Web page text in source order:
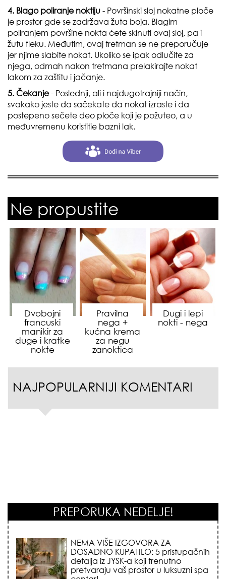
4. Blago poliranje noktiju - Površinski sloj nokatne ploče
je prostor gde se zadržava žuta boja. Blagim
poliranjem površine nokta ćete skinuti ovaj sloj, pa i
žutu fleku. Međutim, ovaj tretman se ne preporučuje
jer njime slabite nokat. Ukoliko se ipak odlučite za
njega, odmah nakon tretmana prelakirajte nokat
lakom za zaštitu i jačanje.
5. Čekanje- Poslednji, ali i najdugotrajniji način,
svakako jeste da sačekate da nokat izraste i da
postepeno sečete deo ploče koji je požuteo, a u
međuvremenu koristitie bazni lak.
Ne propustite
Dvobojni
francuski
manikir za
duge i kratke
nokte
Pravilna
nega +
kućna krema
za negu
zanoktica
Dugi i lepi
nokti - nega
NAJPOPULARNIJI KOMENTARI
PREPORUKA NEDELJE!
NEDELJNI HOROSKOP (10.08. –
16.08.2026.): Stiže moćno
pomračenje Sunca i Veliki Vazdušni
Trigon – evo kome se život menja iz